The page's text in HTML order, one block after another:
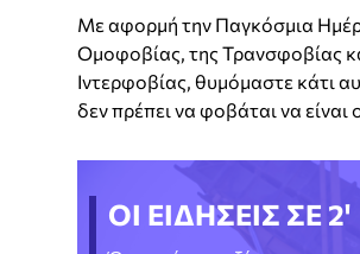
Με αφορμή την Παγκόσμια
Ομοφοβίας, της Τρανσφοβίας
Ιντερφοβίας, θυμόμαστε κάτι
δεν πρέπει να φοβάται να είναι
ΟΙ ΕΙΔΗΣΕΙΣ ΣΕ 2'